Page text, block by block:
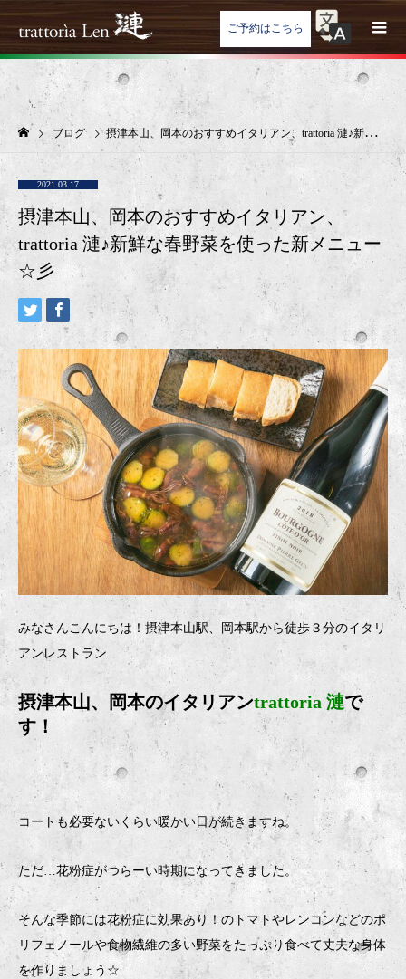
ご予約はこちら
ブログ 摂津本山、岡本のおすすめイタリアン、trattoria 漣♪新鮮な春野菜を使った新メニュー☆彡
2021.03.17
摂津本山、岡本のおすすめイタリアン、
trattoria 漣♪新鮮な春野菜を使った新メニュー
☆彡
みなさんこんにちは！摂津本山駅、岡本駅から徒歩３分のイタリ
アンレストラン
摂津本山、岡本のイタリアンtrattoria 漣で
す！
コートも必要ないくらい暖かい日が続きますね。
ただ…花粉症がつらーい時期になってきました。
そんな季節には花粉症に効果あり！のトマトやレンコンなどのポ
リフェノールや食物繊維の多い野菜をたっぷり食べて丈夫な身体
を作りましょう ☆